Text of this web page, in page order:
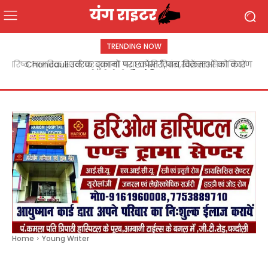
TRENDING NOW
Chandauli:उर्वरक दुकानों पर छापेमारी,पांच विक्रेताओं को कारण
Home Young Writer